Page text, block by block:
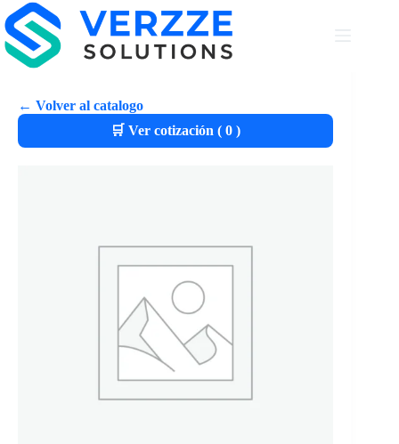
← Volver al catalogo
🛒 Ver cotización ( 0)